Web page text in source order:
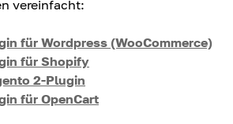
vereinfacht:
für Wordpress (WooCommerce)
für Shopify
2-Plugin
für OpenCart